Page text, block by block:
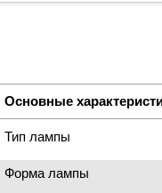
Основные
Тип лампы
Форма лампы